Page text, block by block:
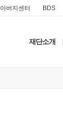
아버지센터 BDS
재단소개